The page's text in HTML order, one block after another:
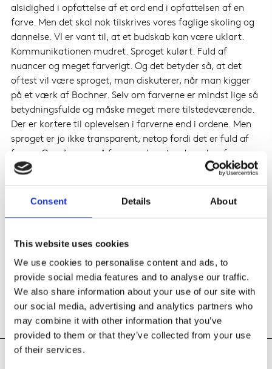
Consent Details About
This website uses cookies
We use cookies to personalise content and ads, to
provide social media features and to analyse our traffic.
We also share information about your use of our site with
our social media, advertising and analytics partners who
may combine it with other information that you’ve
provided to them or that they’ve collected from your use
of their services.
alsidighed i opfattelse af et ord end i opfattelsen af en
farve. Men det skal nok tilskrives vores faglige skoling og
dannelse. VI er vant til, at et budskab kan være uklart.
Kommunikationen mudret. Sproget kulørt. Fuld af
nuancer og meget farverigt. Og det betyder så, at det
oftest vil være sproget, man diskuterer, når man kigger
på et værk af Bochner. Selv om farverne er mindst lige så
betydningsfulde og måske meget mere tilstedeværende.
Der er kortere til oplevelsen i farverne end i ordene. Men
sproget er jo ikke transparent, netop fordi det er fuld af
farver. Og når man så forsyner hvert ord med en farve,
og dermed en betydning, der kan arbejde med eller mod
med standardforståelsen. Formørk betydningen af ord
stort ansvar, for når alt er sagt og skrevet er ord og farver
det mest fantastiske og vidunderlige og livsfarlige, vi
mennesker har.